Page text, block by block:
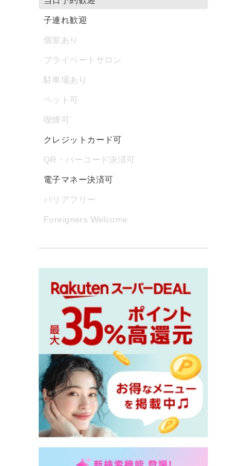
子連れ歓迎
個室あり
プライベートサロン
駐車場あり
ペット可
喫煙可
クレジットカード可
QR・バーコード決済可
電子マネー決済可
バリアフリー
Foreigners Welcome